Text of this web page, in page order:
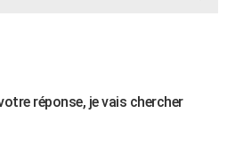
réponse, je vais chercher